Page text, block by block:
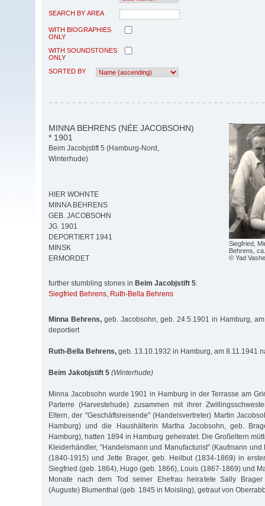
SEARCH BY AREA
WITH BIOGRAPHIES
ONLY
WITH SOUNDSTONES
ONLY
SORTED BY
Siegfried,
Behrens,
© Yad
MINNA BEHRENS (NÉE JACOBSOHN)
* 1901
Beim Jacobjstift 5 (Hamburg-Nord,
Winterhude)
HIER WOHNTE
MINNA BEHRENS
GEB. JACOBSOHN
JG. 1901
DEPORTIERT 1941
MINSK
ERMORDET
further stumbling stones in Beim Jacobjstift 5:
Siegfried Behrens, Ruth-Bella Behrens
Minna Behrens, geb. Jacobsohn, geb. 24.5.1901 in Hamburg,
deportiert
Ruth-Bella Behrens, geb. 13.10.1932 in Hamburg, am 8.11.1941
Beim Jakobjstift 5 (Winterhude)
Minna Jacobsohn wurde 1901 in Hamburg in der Terrasse am
Parterre (Harvestehude) zusammen mit ihrer
Eltern, der "Geschäftsreisende" (Handelsvertreter) Martin
Hamburg) und die Haushälterin Martha Jacobsohn, geb.
Hamburg), hatten 1894 in Hamburg geheiratet. Die Großeltern
Kleiderhändler, "Handelsmann und Manufacturist" (Kaufmann und
(1840-1915) und Jette Brager, geb. Heilbut (1834-1869) in
Siegfried (geb. 1864), Hugo (geb. 1866), Louis (1867-1869) und
Monate nach dem Tod seiner Ehefrau heiratete Sally
(Auguste) Blumenthal (geb. 1845 in Moisling), getraut von